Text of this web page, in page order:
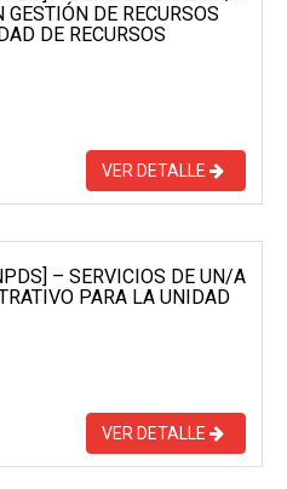
DE RECURSOS
DE RECURSOS
VER DETALLE
– SERVICIOS DE UN/A
PARA LA UNIDAD
VER DETALLE